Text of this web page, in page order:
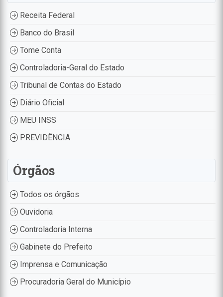
Receita Federal
Banco do Brasil
Tome Conta
Controladoria-Geral do Estado
Tribunal de Contas do Estado
Diário Oficial
MEU INSS
PREVIDÊNCIA
Órgãos
Todos os órgãos
Ouvidoria
Controladoria Interna
Gabinete do Prefeito
Imprensa e Comunicação
Procuradoria Geral do Município